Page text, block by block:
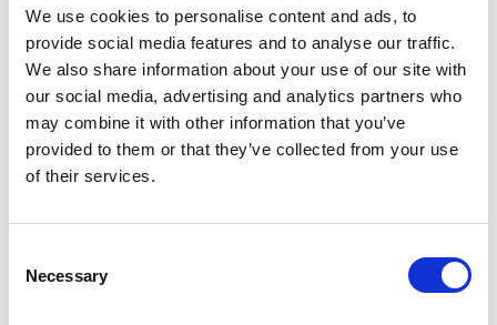
We use cookies to personalise content and ads, to
provide social media features and to analyse our traffic.
We also share information about your use of our site with
our social media, advertising and analytics partners who
may combine it with other information that you’ve
provided to them or that they’ve collected from your use
of their services.
Selection
Necessary
Home
Event
ΔΙΕΠΙΣΤΗΜΟΝΙΚΗ ΠΡΟΣΕΓΓΙΣΗ ΤΟΥ ΟΞΕΟΣ ΚΑΙ ΧΡΟΝΙΟΥ ΠΟΝΟΥ
ΔΙΕΠΙΣΤΗΜΟΝΙΚΗ ΠΡΟΣΕΓΓΙΣΗ ΤΟΥ ΟΞΕΟΣ ΚΑΙ
ΧΡΟΝΙΟΥ ΠΟΝΟΥ
Σ.Ι.Ε
End: